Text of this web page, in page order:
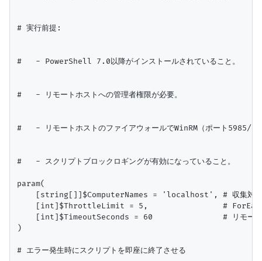
# 実行前提:
#   - PowerShell 7.0以降がインストールされていること。
#   - リモートホストへの管理者権限が必要。
#   - リモートホストのファイアウォールでWinRM（ポート5985/
#   - スクリプトブロックロギングが有効になっていること。
param(
[string[]]$ComputerNames = 'localhost', # 収集対象
[int]$ThrottleLimit = 5,                #
[int]$TimeoutSeconds = 60               # リモートコ
)
# エラー発生時にスクリプトを即座に終了させる